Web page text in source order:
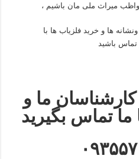
میراث ملی مان باشیم ،
ها و خرید فلزیاب ها با
تماس باشید
ما و
ما تماس بگیرید